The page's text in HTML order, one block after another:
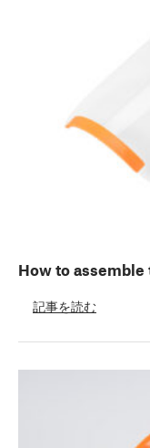
How to assemble
記事を読む